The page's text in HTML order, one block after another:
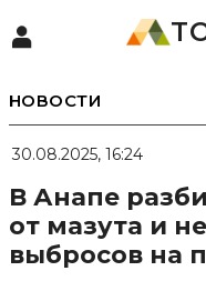
НОВОСТИ
30.08.2025, 16:24
В Анапе
от мазута и
выбросов на